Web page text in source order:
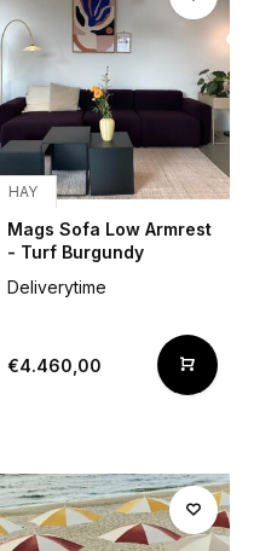
HAY
Mags Sofa Low Armrest
- Turf Burgundy
Deliverytime
€4.460,00